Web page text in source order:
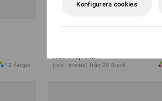
12 färger
Hängselbyxa e.s.motion
från 748,75 kr
(inkl. moms) från 20 Styck
Konfigurera cookies